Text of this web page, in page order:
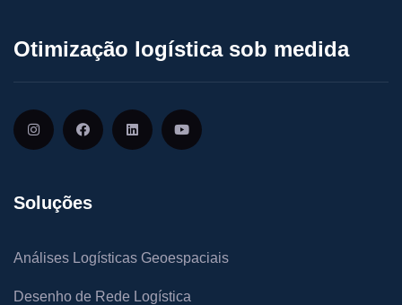
Otimização logística sob medida
Soluções
Análises Logísticas Geoespaciais
Desenho de Rede Logística